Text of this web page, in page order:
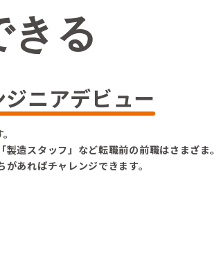
きる
ジニアデビュー
造スタッフ」など転職前の前職はさまざま。
あればチャレンジできます。